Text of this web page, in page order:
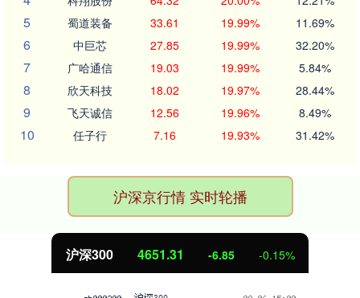
5 蜀道装备 33.61 19.99% 11.69%
6 中巨芯 27.85 19.99% 32.20%
7 广哈通信 19.03 19.99% 5.84%
8 欣天科技 18.02 19.97% 28.44%
9 飞天诚信 12.56 19.96% 8.49%
10 任子行 7.16 19.93% 31.42%
沪深京行情 实时轮播
沪深300 4651.31 -6.85 -0.15%